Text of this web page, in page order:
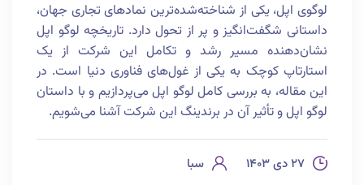
لوگوی اپل، یکی از شناخته‌شده‌ترین نمادهای تجاری جهان،
داستانی شگفت‌انگیز و پر از تحول دارد. تاریخچه لوگو اپل
نشان‌دهنده مسیر رشد و تکامل این شرکت از یک
استارتاپ کوچک به یکی از غول‌های فناوری دنیا است. در
این مقاله، به بررسی کامل لوگو اپل می‌پردازیم و با داستان
لوگو اپل و تأثیر آن در برندینگ این شرکت آشنا می‌شویم.
۲۷ دی ۱۴۰۳ سبا